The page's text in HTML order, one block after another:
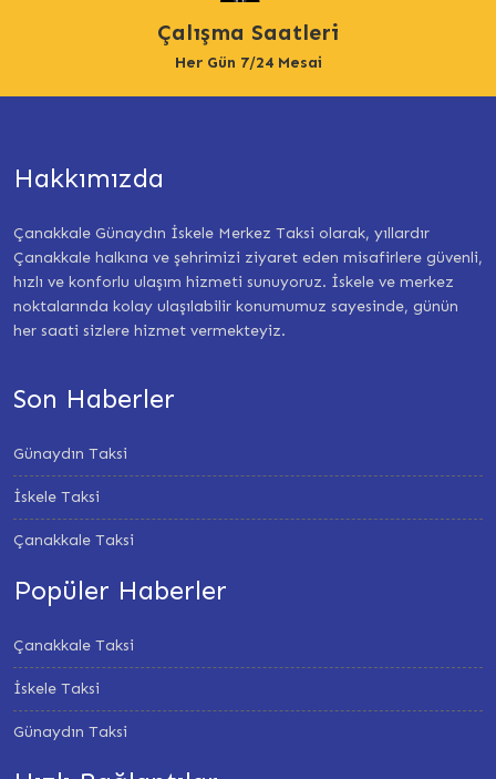
Çalışma Saatleri
Her Gün 7/24 Mesai
Hakkımızda
Çanakkale Günaydın İskele Merkez Taksi olarak, yıllardır
Çanakkale halkına ve şehrimizi ziyaret eden misafirlere güvenli,
hızlı ve konforlu ulaşım hizmeti sunuyoruz. İskele ve merkez
noktalarında kolay ulaşılabilir konumumuz sayesinde, günün
her saati sizlere hizmet vermekteyiz.
Son Haberler
Günaydın Taksi
İskele Taksi
Çanakkale Taksi
Popüler Haberler
Çanakkale Taksi
İskele Taksi
Günaydın Taksi